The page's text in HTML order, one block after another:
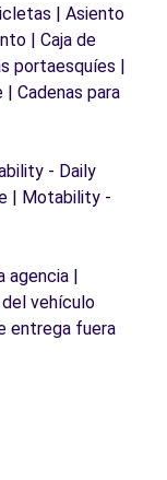
| Asiento
| Caja de
portaesquíes |
| Cadenas para
- Daily
| Motability -
agencia |
vehículo
entrega fuera